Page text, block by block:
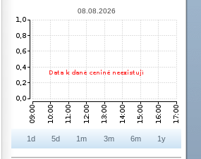
08.08.2026
1d 5d 1m 3m 6m 1y